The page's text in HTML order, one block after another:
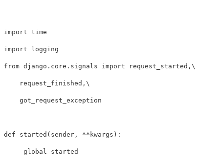
import time
import logging
from django.core.signals import request_started,\
    request_finished,\
    got_request_exception
def started(sender, **kwargs):
     global started